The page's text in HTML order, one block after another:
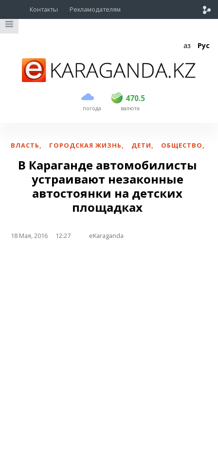
Контакты Рекламодателям
Қаз Рус
погода
470.5
USD 469 470.5
EUR валюта
ВЛАСТЬ, ГОРОДСКАЯ ЖИЗНЬ, ДЕТИ, ОБЩЕСТВО,
В Караганде автомобилисты
устраивают незаконные
автостоянки на детских
площадках
18 Мая, 2016 12:27 eKaraganda